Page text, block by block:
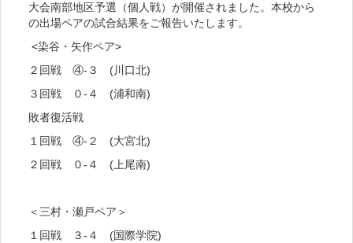
大会南部地区予選（個人戦）が開催されました。本校から
の出場ペアの試合結果をご報告いたします。
<染谷・矢作ペア>
２回戦 ④-３ (川口北)
３回戦 ０-４ (浦和南)
敗者復活戦
１回戦 ④-２ (大宮北)
２回戦 ０-４ (上尾南)
＜三村・瀬戸ペア＞
１回戦 ３-４ (国際学院)